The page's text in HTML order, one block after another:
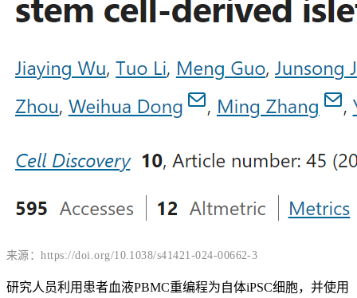
来源：https://doi.org/10.1038/s41421-024-00662-3
研究人员利用患者血液PBMC重编程为自体iPSC细胞，并使用